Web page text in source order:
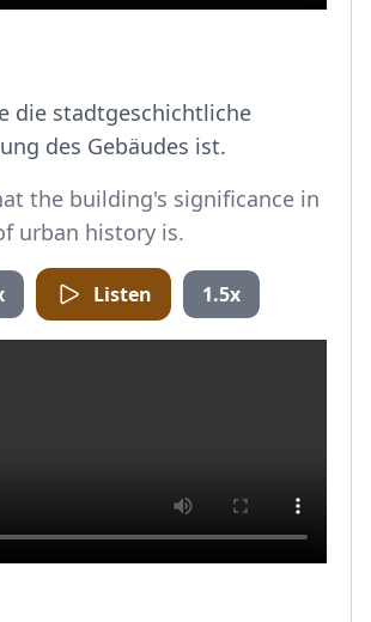
die stadtgeschichtliche
des Gebäudes ist.
the building's significance in
urban history is.
Listen 1.5x